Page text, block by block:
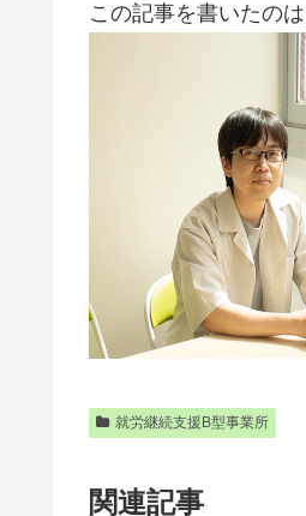
この記事を書いたのは
就労継続支援B型事業所
関連記事